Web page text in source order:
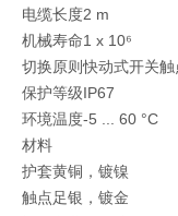
电缆长度2 m
机械寿命1 x 10⁶
切换原则快动式开关触
保护等级IP67
环境温度-5 ... 60 °C
材料
护套黄铜，镀镍
触点足银，镀金